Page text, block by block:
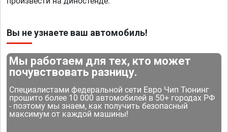
Вы не узнаете ваш автомобиль!
Мы работаем для тех, кто может
почувствовать разницу.
Специалистами федеральной сети Евро Чип Тюнинг
прошито более 10 000 автомобилей в 50+ городах РФ
- поэтому мы знаем, как получить безопасный
максимум от каждой машины!